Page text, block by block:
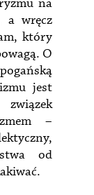
na
a wręcz
który
O
jest
–
od